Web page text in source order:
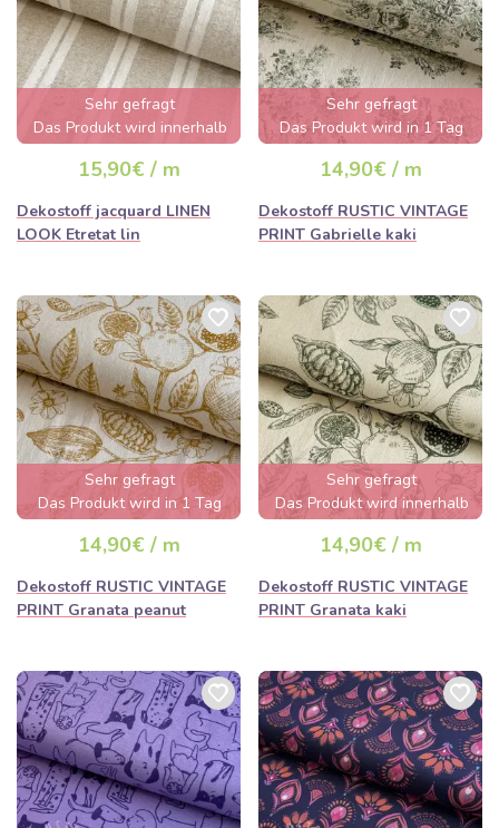
Sehr gefragt
Das Produkt wird innerhalb
von wenigen Stunden
ausverkauft sein
15,90€ / m
Dekostoff jacquard LINEN
LOOK Etretat lin
Sehr gefragt
Das Produkt wird in 1 Tag
ausverkauft sein
14,90€ / m
Dekostoff RUSTIC VINTAGE
PRINT Gabrielle kaki
Sehr gefragt
Das Produkt wird in 1 Tag
ausverkauft sein
14,90€ / m
Dekostoff RUSTIC VINTAGE
PRINT Granata peanut
Sehr gefragt
Das Produkt wird innerhalb
von wenigen Stunden
ausverkauft sein
14,90€ / m
Dekostoff RUSTIC VINTAGE
PRINT Granata kaki